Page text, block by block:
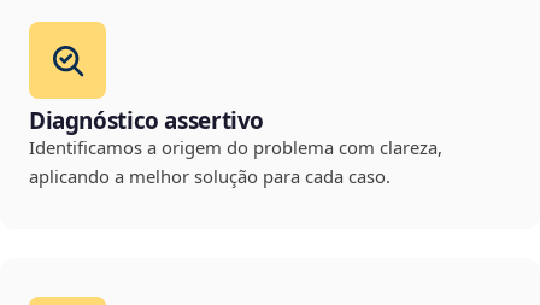
Diagnóstico assertivo
Identificamos a origem do problema com clareza,
aplicando a melhor solução para cada caso.